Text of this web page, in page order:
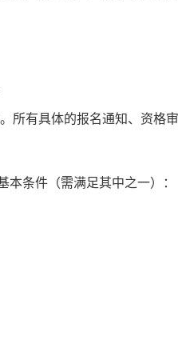
所有具体的报名通知、资格
条件（需满足其中之一）：